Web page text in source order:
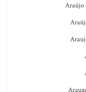
Araújo